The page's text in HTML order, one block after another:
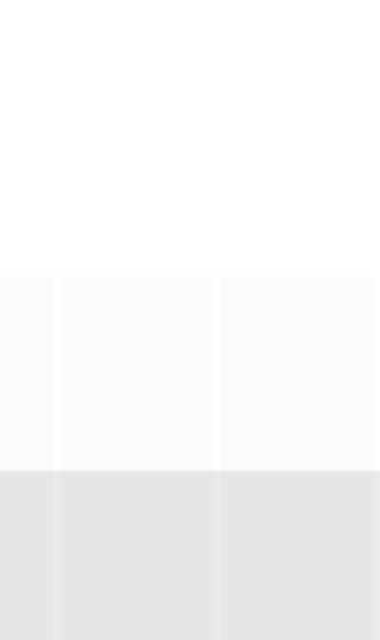
天开的情境中，爱情真
阵容破天荒集结，同场大玩推理游戏！面对真真假假